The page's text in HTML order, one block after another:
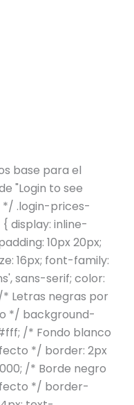
base para el
"Login to see
*/ .login-prices-
display: inline-
10px 20px;
16px; font-family:
sans-serif; color:
Letras negras por
*/ background-
/* Fondo blanco
*/ border: 2px
/* Borde negro
*/ border-